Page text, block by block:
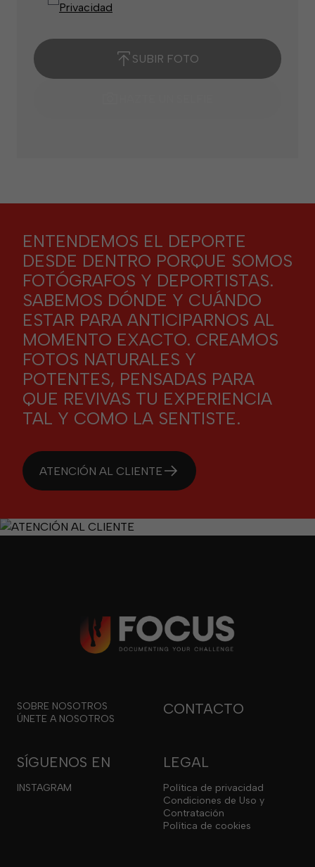
Privacidad
SUBIR FOTO
ENTENDEMOS EL DEPORTE
DESDE DENTRO PORQUE SOMOS
FOTÓGRAFOS Y DEPORTISTAS.
SABEMOS DÓNDE Y CUÁNDO
ESTAR PARA ANTICIPARNOS AL
MOMENTO EXACTO. CREAMOS
FOTOS NATURALES Y
POTENTES, PENSADAS PARA
QUE REVIVAS TU EXPERIENCIA
TAL Y COMO LA SENTISTE.
ATENCIÓN AL CLIENTE
SOBRE NOSOTROS
ÚNETE A NOSOTROS
CONTACTO
SÍGUENOS EN
INSTAGRAM
LEGAL
Política de privacidad
Condiciones de Uso y
Contratación
Política de cookies